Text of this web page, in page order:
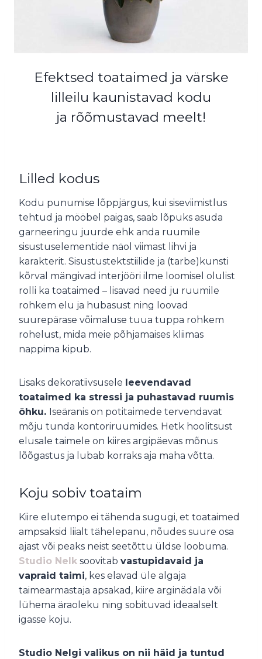
Efektsed toataimed ja värske
lilleilu kaunistavad kodu
ja rõõmustavad meelt!
Lilled kodus
Kodu punumise lõppjärgus, kui siseviimistlus
tehtud ja mööbel paigas, saab lõpuks asuda
garneeringu juurde ehk anda ruumile
sisustuselementide näol viimast lihvi ja
karakterit. Sisustustektstiilide ja (tarbe)kunsti
kõrval mängivad interjööri ilme loomisel olulist
rolli ka toataimed – lisavad need ju ruumile
rohkem elu ja hubasust ning loovad
suurepärase võimaluse tuua tuppa rohkem
rohelust, mida meie põhjamaises kliimas
nappima kipub.
Lisaks dekoratiivsusele leevendavad
toataimed ka stressi ja puhastavad ruumis
õhku. Iseäranis on potitaimede tervendavat
mõju tunda kontoriruumides. Hetk hoolitsust
elusale taimele on kiires argipäevas mõnus
lõõgastus ja lubab korraks aja maha võtta.
Koju sobiv toataim
Kiire elutempo ei tähenda sugugi, et toataimed
ampsaksid liialt tähelepanu, nõudes suure osa
ajast või peaks neist seetõttu üldse loobuma.
Studio Nelk soovitab vastupidavaid ja
vapraid taimi, kes elavad üle algaja
taimearmastaja apsakad, kiire arginädala või
lühema äraoleku ning sobituvad ideaalselt
igasse koju.
Studio Nelgi valikus on nii häid ja tuntud